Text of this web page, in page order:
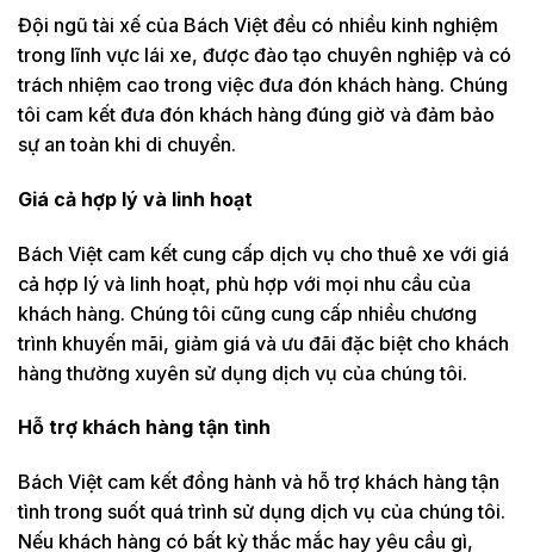
Đội ngũ tài xế của Bách Việt đều có nhiều kinh nghiệm
trong lĩnh vực lái xe, được đào tạo chuyên nghiệp và có
trách nhiệm cao trong việc đưa đón khách hàng. Chúng
tôi cam kết đưa đón khách hàng đúng giờ và đảm bảo
sự an toàn khi di chuyển.
Giá cả hợp lý và linh hoạt
Bách Việt cam kết cung cấp dịch vụ cho thuê xe với giá
cả hợp lý và linh hoạt, phù hợp với mọi nhu cầu của
khách hàng. Chúng tôi cũng cung cấp nhiều chương
trình khuyến mãi, giảm giá và ưu đãi đặc biệt cho khách
hàng thường xuyên sử dụng dịch vụ của chúng tôi.
Hỗ trợ khách hàng tận tình
Bách Việt cam kết đồng hành và hỗ trợ khách hàng tận
tình trong suốt quá trình sử dụng dịch vụ của chúng tôi.
Nếu khách hàng có bất kỳ thắc mắc hay yêu cầu gì,